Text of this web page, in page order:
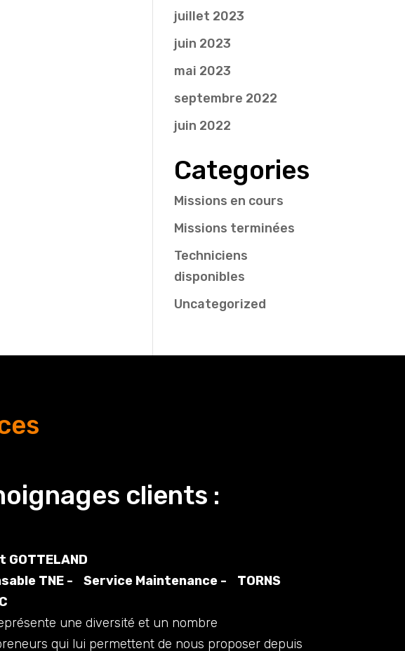
juillet 2023
juin 2023
mai 2023
septembre 2022
juin 2022
Categories
Missions en cours
Missions terminées
Techniciens
disponibles
Uncategorized
clients :
GOTTELAND
TNE - Service Maintenance - TORNS
une diversité et un nombre
qui lui permettent de nous proposer depuis